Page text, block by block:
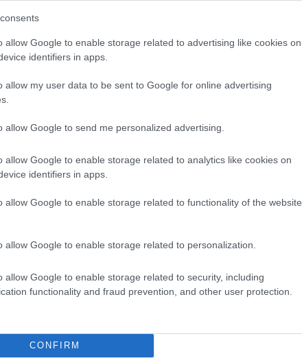
allow Google to enable storage related to advertising like cookies on
identifiers in apps.
allow my user data to be sent to Google for online advertising
allow Google to send me personalized advertising.
allow Google to enable storage related to analytics like cookies on
identifiers in apps.
allow Google to enable storage related to functionality of the website
allow Google to enable storage related to personalization.
allow Google to enable storage related to security, including
functionality and fraud prevention, and other user protection.
CONFIRM